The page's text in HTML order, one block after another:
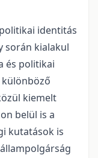
identitás
során kialakul
és politikai
különböző
kiemelt
belül is a
kutatások is